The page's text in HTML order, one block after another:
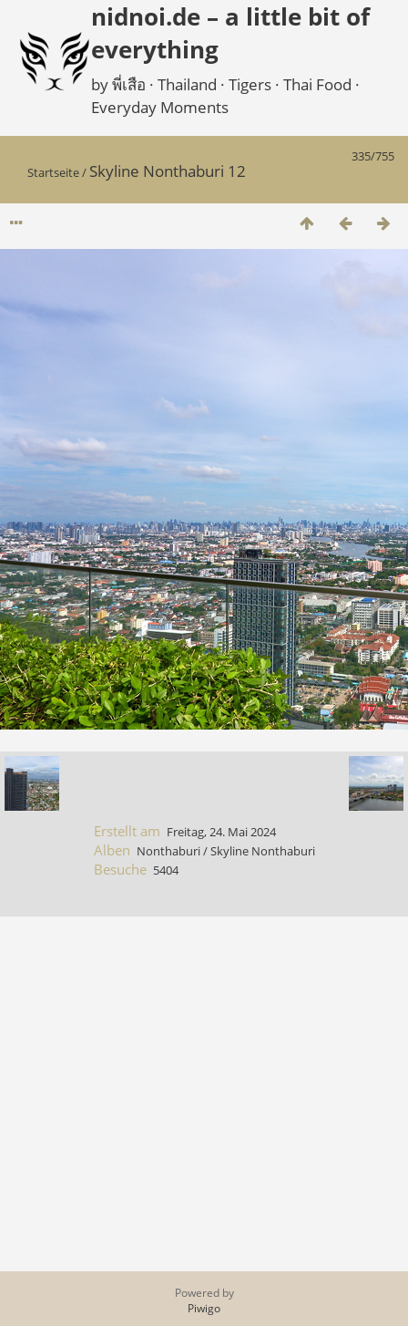
nidnoi.de – a little bit of
everything
by พี่เสือ · Thailand · Tigers · Thai Food ·
Everyday Moments
335/755
Startseite/ Skyline Nonthaburi 12
Erstellt am Freitag, 24. Mai 2024
Alben Nonthaburi/Skyline Nonthaburi
Besuche 5404
Powered by
Piwigo